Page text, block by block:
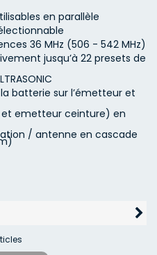
en parallèle
36 MHz (506 - 542 MHz)
jusqu’à 22 presets de
batterie sur l’émetteur et
emetteur ceinture) en
/ antenne en cascade